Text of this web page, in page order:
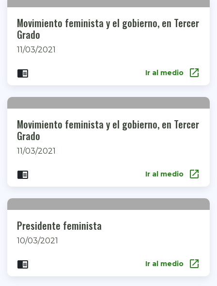
Movimiento feminista y el gobierno, en Tercer
Grado
11/03/2021
chrome_reader_mode Ir al medio open_in_new
Movimiento feminista y el gobierno, en Tercer
Grado
11/03/2021
chrome_reader_mode Ir al medio open_in_new
Presidente feminista
10/03/2021
chrome_reader_mode Ir al medio open_in_new